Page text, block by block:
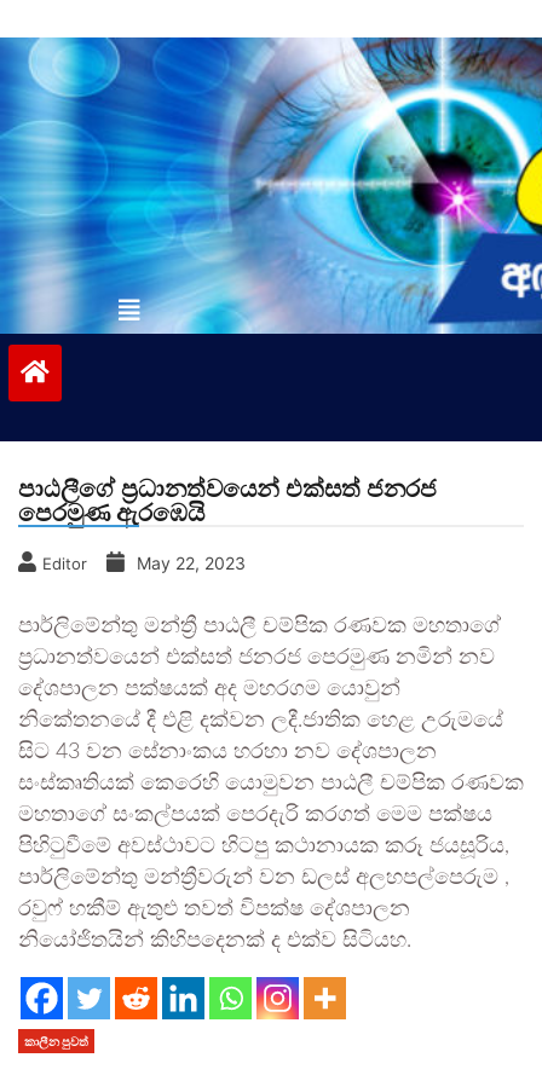
to
contentvinivida.lk
පාඨලීගේ ප්‍රධානත්වයෙන් එක්සත් ජනරජ
පෙරමුණ ඇරඹෙයි
Editor May 22, 2023
පාර්ලිමේන්තු මන්ත්‍රී පාඨලී චම්පික රණවක මහතාගේ
ප‍්‍රධානත්වයෙන් එක්සත් ජනරජ පෙරමුණ නමින් නව
දේශපාලන පක්ෂයක් අද මහරගම යොවුන්
නිකේතනයේ දී එළි දක්වන ලදී.ජාතික හෙළ උරුමයේ
සිට 43 වන සේනාංකය හරහා නව දේශපාලන
සංස්කෘතියක් කෙරෙහි යොමුවන පාඨලී චම්පික රණවක
මහතාගේ සංකල්පයක් පෙරදැරි කරගත් මෙම පක්ෂය
පිහිටුවීමේ අවස්ථාවට හිටපු කථානායක කරූ ජයසූරිය,
පාර්ලිමේන්තු මන්ත්‍රීවරුන් වන ඩලස් අලහපල්පෙරුම ,
රවුෆ් හකීම් ඇතුළු තවත් විපක්ෂ දේශපාලන
නියෝජිතයින් කිහිපදෙනක් ද එක්ව සිටියහ.
කාලීන පුවත්